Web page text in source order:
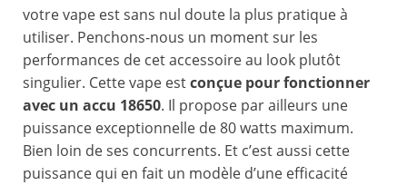
votre vape est sans nul doute la plus pratique à
utiliser. Penchons-nous un moment sur les
performances de cet accessoire au look plutôt
singulier. Cette vape estconçue pour fonctionner
avec un accu 18650. Il propose par ailleurs une
puissance exceptionnelle de 80 watts maximum.
Bien loin de ses concurrents. Et c’est aussi cette
puissance qui en fait un modèle d’une efficacité